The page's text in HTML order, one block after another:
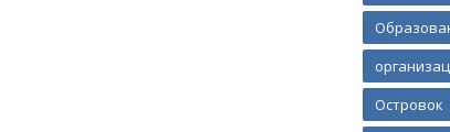
Островок